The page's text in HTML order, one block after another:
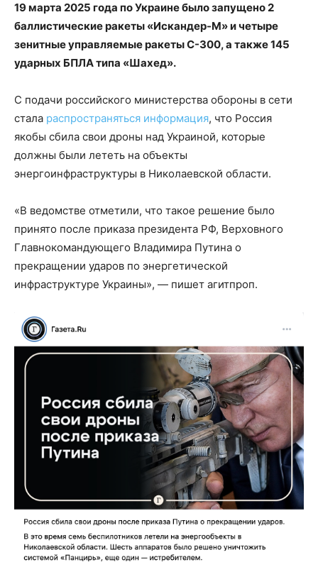
19 марта 2025 года по Украине было запущено 2
баллистические ракеты «Искандер-М» и четыре
зенитные управляемые ракеты С-300, а также 145
ударных БПЛА типа «Шахед».
С подачи российского министерства обороны в сети
стала распространяться информация, что Россия
якобы сбила свои дроны над Украиной, которые
должны были лететь на объекты
энергоинфраструктуры в Николаевской области.
«В ведомстве отметили, что такое решение было
принято после приказа президента РФ, Верховного
Главнокомандующего Владимира Путина о
прекращении ударов по энергетической
инфраструктуре Украины», — пишет агитпроп.